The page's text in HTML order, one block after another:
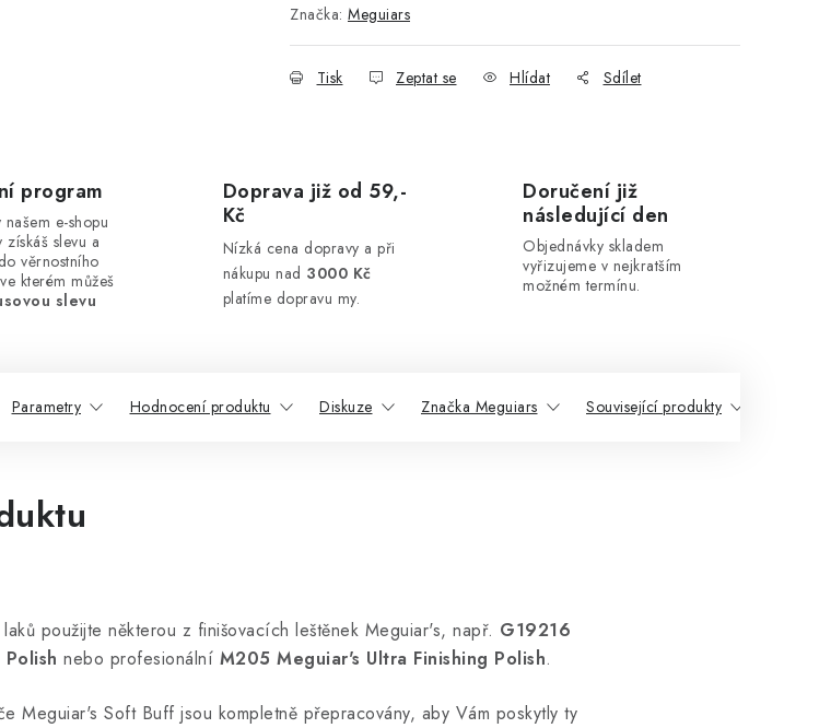
Značka: Meguiars
Tisk Zeptat se Hlídat Sdílet
program
e-shopu
získáš slevu a
věrnostního
kterém můžeš
slevu
Doprava již od 59,-
Kč
Nízká cena dopravy a při
nákupu nad 3000 Kč
platíme dopravu my.
Doručení již
následující den
Objednávky skladem
vyřizujeme v nejkratším
možném termínu.
Parametry Hodnocení produktu Diskuze Značka Meguiars Související produkty
použijte některou z finišovacích leštěnek Meguiar's, např. G19216
nebo profesionální M205 Meguiar's Ultra Finishing Polish.
Meguiar's Soft Buff jsou kompletně přepracovány, aby Vám poskytly ty